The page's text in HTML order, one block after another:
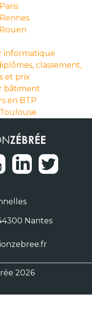
informatique
classement,
et prix
bâtiment
en BTP
Nantes
2026